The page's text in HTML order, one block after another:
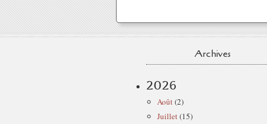
Archives
2026
Août(2)
Juillet(15)